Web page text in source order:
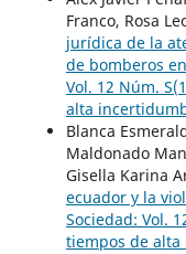
Franco, Rosa
jurídica de la
de bomberos
Vol. 12 Núm.
alta
Blanca
Maldonado
Gisella Karina
ecuador y la
Sociedad: Vol.
tiempos de